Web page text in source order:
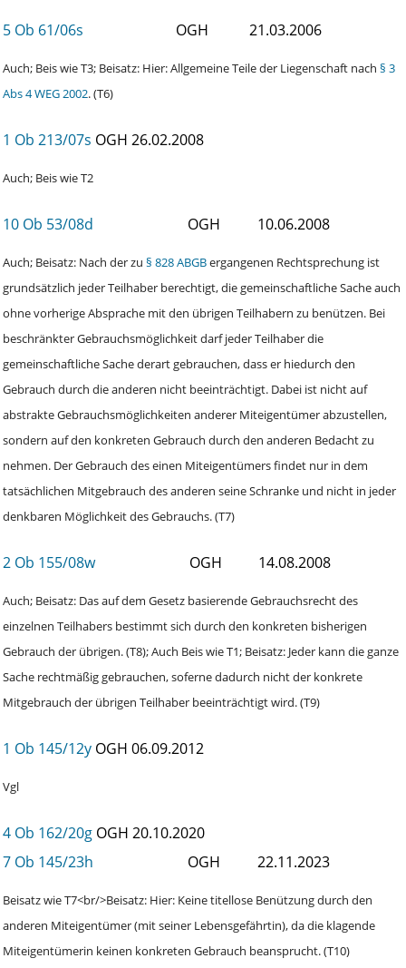
5 Ob 61/06s OGH 21.03.2006
Auch; Beis wie T3; Beisatz: Hier: Allgemeine Teile der Liegenschaft nach § 3
Abs 4 WEG 2002. (T6)
1 Ob 213/07s OGH 26.02.2008
Auch; Beis wie T2
10 Ob 53/08d OGH 10.06.2008
Auch; Beisatz: Nach der zu § 828 ABGBergangenen Rechtsprechung ist
grundsätzlich jeder Teilhaber berechtigt, die gemeinschaftliche Sache auch
ohne vorherige Absprache mit den übrigen Teilhabern zu benützen. Bei
beschränkter Gebrauchsmöglichkeit darf jeder Teilhaber die
gemeinschaftliche Sache derart gebrauchen, dass er hiedurch den
Gebrauch durch die anderen nicht beeinträchtigt. Dabei ist nicht auf
abstrakte Gebrauchsmöglichkeiten anderer Miteigentümer abzustellen,
sondern auf den konkreten Gebrauch durch den anderen Bedacht zu
nehmen. Der Gebrauch des einen Miteigentümers findet nur in dem
tatsächlichen Mitgebrauch des anderen seine Schranke und nicht in jeder
denkbaren Möglichkeit des Gebrauchs. (T7)
2 Ob 155/08w OGH 14.08.2008
Auch; Beisatz: Das auf dem Gesetz basierende Gebrauchsrecht des
einzelnen Teilhabers bestimmt sich durch den konkreten bisherigen
Gebrauch der übrigen. (T8); Auch Beis wie T1; Beisatz: Jeder kann die ganze
Sache rechtmäßig gebrauchen, soferne dadurch nicht der konkrete
Mitgebrauch der übrigen Teilhaber beeinträchtigt wird. (T9)
1 Ob 145/12y OGH 06.09.2012
Vgl
4 Ob 162/20g OGH 20.10.2020
7 Ob 145/23h
OGH 22.11.2023
Beisatz wie T7<br/>Beisatz: Hier: Keine titellose Benützung durch den
anderen Miteigentümer (mit seiner Lebensgefährtin), da die klagende
Miteigentümerin keinen konkreten Gebrauch beansprucht. (T10)